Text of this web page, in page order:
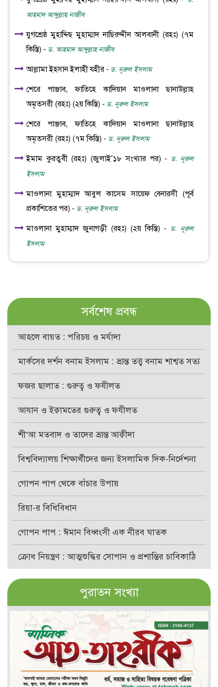
আহমাদ আব্দুল্লাহ নাজীব
যুগশ্রেষ্ঠ মুহাদ্দিছ মুহাম্মাদ নাছিরুদ্দীন আলবানী (রহঃ) (৭ম
কিস্তি) - ড. আহমাদ আব্দুল্লাহ নাজীব
আল্লামা ইহসান ইলাহী যহীর - ড. নূরুল ইসলাম
শেরে পাঞ্জাব, ফাতিহে কাদিয়ান মাওলানা ছানাউল্লাহ
অমৃতসরী (রহঃ) (২য় কিস্তি) - ড. নূরুল ইসলাম
শেরে পাঞ্জাব, ফাতিহে কাদিয়ান মাওলানা ছানাউল্লাহ
অমৃতসরী (রহঃ) (৭ম কিস্তি) - ড. নূরুল ইসলাম
ইমাম কুরতুবী (রহঃ) (জুলাই’১৮ সংখ্যার পর) - ড. নূরুল
ইসলাম
মাওলানা মুহাম্মাদ আবুল কাসেম সায়েফ বেনারসী (পূর্ব
প্রকাশিতের পর) - ড. নূরুল ইসলাম
মাওলানা মুহাম্মাদ জুনাগড়ী (রহঃ) (২য় কিস্তি) - ড. নূরুল
ইসলাম
সর্বশেষ প্রবন্ধ
আহলে বায়ত : পরিচয় ও মর্যাদা
মার্কসের দর্শন বনাম ইসলাম : ভ্রান্ত তত্ত্ব বনাম শাশ্বত সত্য
ফজর ছালাত : গুরুত্ব ও ফযীলত
আযান ও ইক্বামতের গুরুত্ব ও ফযীলত
শী‘আ মতবাদ ও তাদের ভ্রান্ত আক্বীদা
বিশ্ববিদ্যালয় শিক্ষার্থীদের জন্য ইসলামিক দিক-নির্দেশনা
গোপন পাপ থেকে বাঁচার উপায়
রিয়া-র বিধিবিধান
গোপন পাপ : ঈমান বিধ্বংসী এক নীরব ঘাতক
ক্রোধ নিয়ন্ত্রণ : আত্মশুদ্ধির সোপান ও প্রশান্তির চাবিকাঠি
পুরাতন সংখ্যা